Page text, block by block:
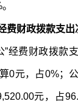
。
费财政拨款支
”经费财政拨款
0元，占0%；
元，占